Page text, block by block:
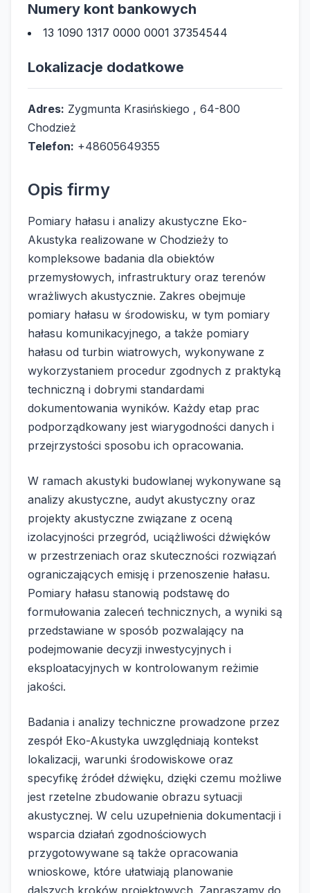
Numery kont bankowych
13 1090 1317 0000 0001 37354544
Lokalizacje dodatkowe
Adres: Zygmunta Krasińskiego , 64-800
Chodzież
Telefon: +48605649355
Opis firmy
Pomiary hałasu i analizy akustyczne Eko-
Akustyka realizowane w Chodzieży to
kompleksowe badania dla obiektów
przemysłowych, infrastruktury oraz terenów
wrażliwych akustycznie. Zakres obejmuje
pomiary hałasu w środowisku, w tym pomiary
hałasu komunikacyjnego, a także pomiary
hałasu od turbin wiatrowych, wykonywane z
wykorzystaniem procedur zgodnych z praktyką
techniczną i dobrymi standardami
dokumentowania wyników. Każdy etap prac
podporządkowany jest wiarygodności danych i
przejrzystości sposobu ich opracowania.
W ramach akustyki budowlanej wykonywane są
analizy akustyczne, audyt akustyczny oraz
projekty akustyczne związane z oceną
izolacyjności przegród, uciążliwości dźwięków
w przestrzeniach oraz skuteczności rozwiązań
ograniczających emisję i przenoszenie hałasu.
Pomiary hałasu stanowią podstawę do
formułowania zaleceń technicznych, a wyniki są
przedstawiane w sposób pozwalający na
podejmowanie decyzji inwestycyjnych i
eksploatacyjnych w kontrolowanym reżimie
jakości.
Badania i analizy techniczne prowadzone przez
zespół Eko-Akustyka uwzględniają kontekst
lokalizacji, warunki środowiskowe oraz
specyfikę źródeł dźwięku, dzięki czemu możliwe
jest rzetelne zbudowanie obrazu sytuacji
akustycznej. W celu uzupełnienia dokumentacji i
wsparcia działań zgodnościowych
przygotowywane są także opracowania
wnioskowe, które ułatwiają planowanie
dalszych kroków projektowych. Zapraszamy do